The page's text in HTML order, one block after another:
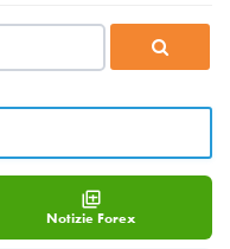
Notizie Forex